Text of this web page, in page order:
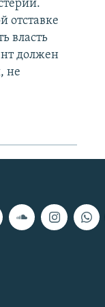
отставке
власть
должен
не